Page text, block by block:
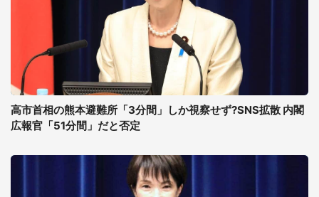
高市首相の熊本避難所「3分間」しか視察せず?SNS拡散 内閣
広報官「51分間」だと否定